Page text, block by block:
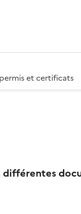
et certificats